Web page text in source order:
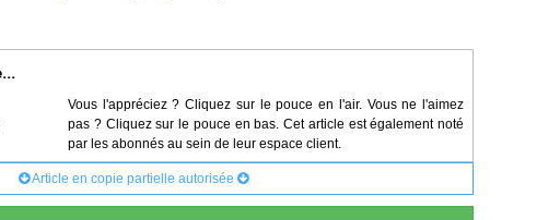
Vous l'appréciez ? Cliquez sur le pouce en l'air. Vous ne l'aimez
pas ? Cliquez sur le pouce en bas. Cet article est également noté
par les abonnés au sein de leur espace client.
Article en copie partielle autorisée